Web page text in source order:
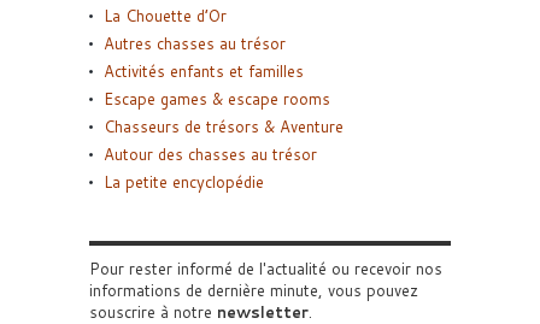
La Chouette d’Or
Autres chasses au trésor
Activités enfants et familles
Escape games & escape rooms
Chasseurs de trésors & Aventure
Autour des chasses au trésor
La petite encyclopédie
Pour rester informé de l'actualité ou recevoir nos
informations de dernière minute, vous pouvez
souscrire à notre newsletter.